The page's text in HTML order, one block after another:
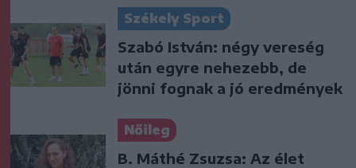
Székely Sport
Szabó István: négy vereség
után egyre nehezebb, de
jönni fognak a jó eredmények
Nőileg
B. Máthé Zsuzsa: Az élet